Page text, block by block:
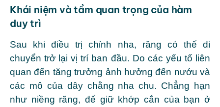
Khái niệm và tầm quan trọng của hàm
duy trì
Sau khi điều trị chỉnh nha, răng có thể di
chuyển trở lại vị trí ban đầu. Do các yếu tố liên
quan đến tăng trưởng ảnh hưởng đến nướu và
các mô của dây chằng nha chu. Chẳng hạn
như niềng răng, để giữ khớp cắn của bạn ở